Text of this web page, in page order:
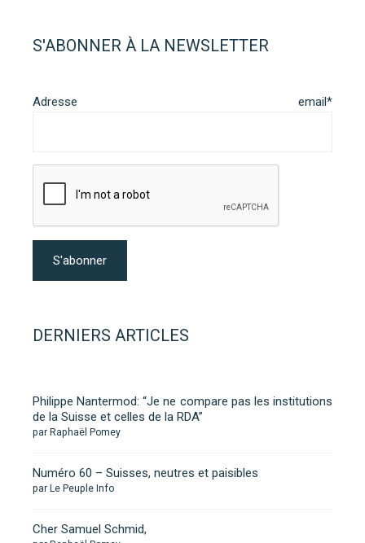
S'ABONNER À LA NEWSLETTER
Adresse email*
DERNIERS ARTICLES
Philippe Nantermod: “Je ne compare pas les institutions
de la Suisse et celles de la RDA”
par Raphaël Pomey
Numéro 60 – Suisses, neutres et paisibles
par Le Peuple Info
Cher Samuel Schmid,